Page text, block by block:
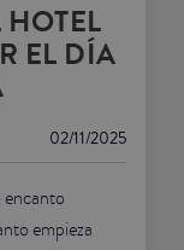
EL DÍA
02/11/2025
encanto
empieza